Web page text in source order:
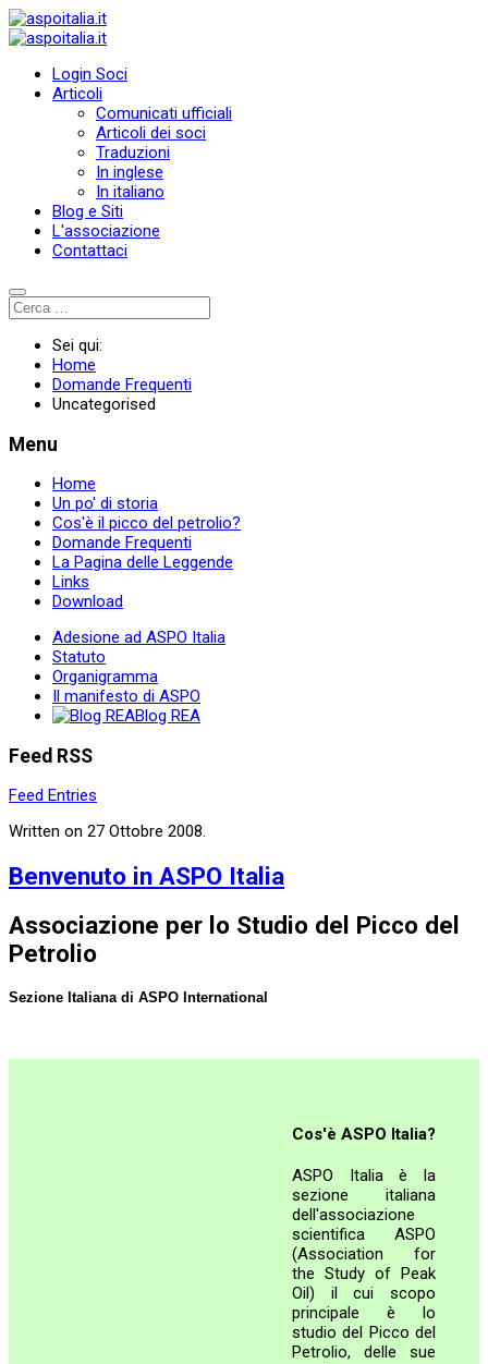
Login Soci
Articoli
Comunicati ufficiali
Articoli dei soci
Traduzioni
In inglese
In italiano
Blog e Siti
L'associazione
Contattaci
Sei qui:
Home
Domande Frequenti
Uncategorised
Menu
Home
Un po' di storia
Cos'è il picco del petrolio?
Domande Frequenti
La Pagina delle Leggende
Links
Download
Adesione ad ASPO Italia
Statuto
Organigramma
Il manifesto di ASPO
Blog REA
Feed RSS
Feed Entries
Written on 27 Ottobre 2008.
Benvenuto in ASPO Italia
Associazione per lo Studio del Picco del
Petrolio
Sezione Italiana di ASPO International
Cos'è ASPO Italia?
ASPO Italia è la
sezione italiana
dell'associazione
scientifica ASPO
(Association for
the Study of Peak
Oil) il cui scopo
principale è lo
studio del Picco del
Petrolio, delle sue